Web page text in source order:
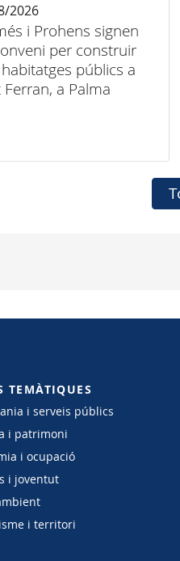
i Prohens signen
per construir
públics a
Ferran, a Palma
2026
TEMÀTIQUES
i serveis públics
i patrimoni
i ocupació
i joventut
i territori